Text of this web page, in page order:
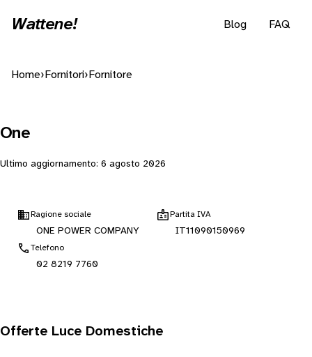
Wattene! Blog FAQ
Home› Fornitori› Fornitore
One
Ultimo aggiornamento: 6 agosto 2026
Ragione sociale
ONE POWER COMPANY
Partita IVA
IT11090150969
Telefono
02 8219 7760
Offerte Luce Domestiche